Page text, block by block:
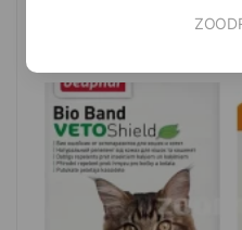
ОШЕЙНИК BEAPHAR BIO